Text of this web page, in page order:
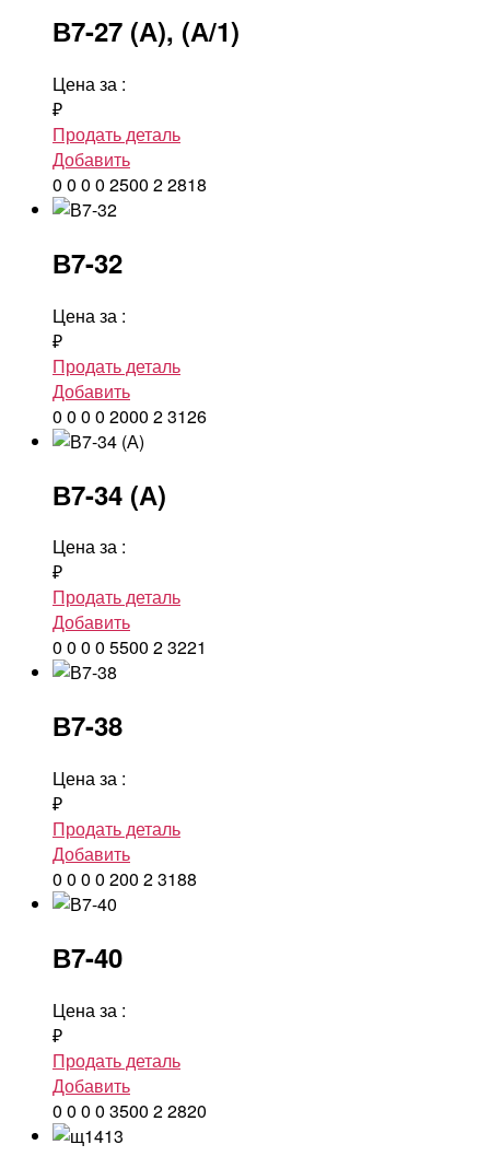
В7-27 (А), (А/1)
Цена за :
₽
Продать деталь
Добавить
0 0 0 0 2500 22818
В7-32
Цена за :
₽
Продать деталь
Добавить
0 0 0 0 2000 23126
В7-34 (А)
Цена за :
₽
Продать деталь
Добавить
0 0 0 0 5500 23221
В7-38
Цена за :
₽
Продать деталь
Добавить
0 0 0 0 200 23188
В7-40
Цена за :
₽
Продать деталь
Добавить
0 0 0 0 3500 22820